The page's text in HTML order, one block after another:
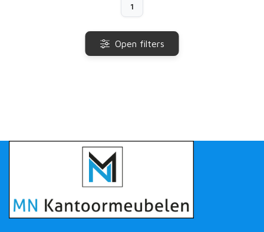
1
Open filters